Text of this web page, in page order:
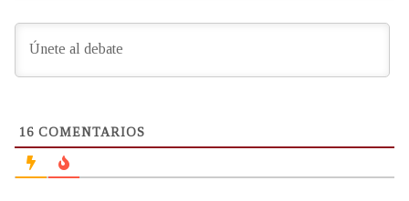
16 COMENTARIOS